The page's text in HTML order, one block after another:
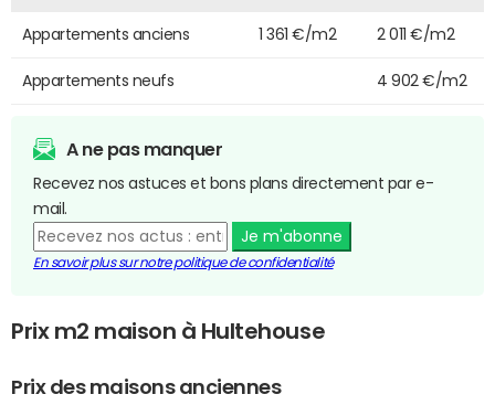
Appartements anciens 1 361 €/m2 2 011 €/m2
Appartements neufs 4 902 €/m2
A ne pas manquer
Recevez nos astuces et bons plans directement par e-
mail.
Je m'abonne
En savoir plus sur notre politique de confidentialité
Prix m2 maison à Hultehouse
Prix des maisons anciennes